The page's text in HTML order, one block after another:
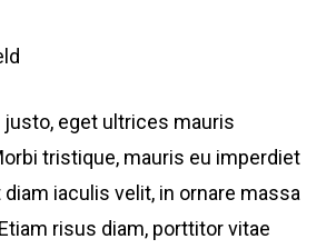
justo, eget ultrices mauris
tristique, mauris eu imperdiet
iaculis velit, in ornare massa
risus diam, porttitor vitae